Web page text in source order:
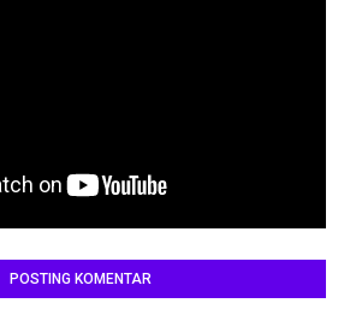
POSTING KOMENTAR